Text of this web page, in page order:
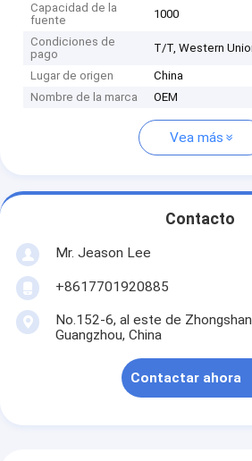
Capacidad de la
fuente
1000
Condiciones de
pago
T/T, Western
Lugar de origen
China
Nombre de la marca
OEM
Vea más
Contacto
Mr. Jeason Lee
+8617701920885
No.152-6, al este de
Guangzhou, China
Contactar ahora